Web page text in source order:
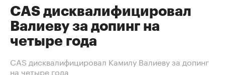
CAS дисквалифицировал
Валиеву за допинг на
четыре года
CAS дисквалифицировал Камилу Валиеву за допинг
на четыре года